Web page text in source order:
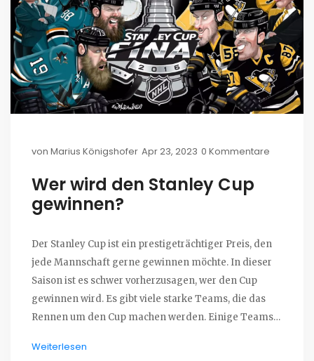
von Marius Königshofer Apr 23, 2023 0 Kommentare
Wer wird den Stanley Cup
gewinnen?
Der Stanley Cup ist ein prestigeträchtiger Preis, den
jede Mannschaft gerne gewinnen möchte. In dieser
Saison ist es schwer vorherzusagen, wer den Cup
gewinnen wird. Es gibt viele starke Teams, die das
Rennen um den Cup machen werden. Einige Teams
wiederum haben eine solide Defensive. Am Ende des
Weiterlesen